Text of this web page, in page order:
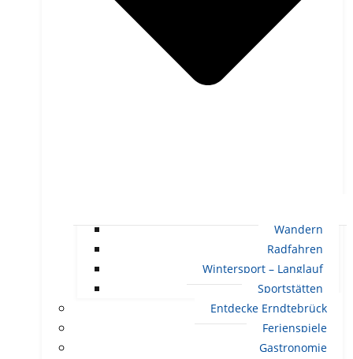
Wandern
Radfahren
Wintersport – Langlauf
Sportstätten
Entdecke Erndtebrück
Ferienspiele
Gastronomie